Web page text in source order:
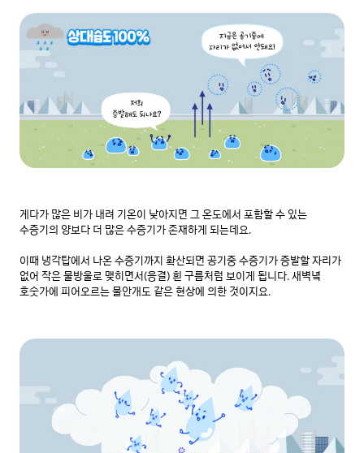
게다가 많은 비가 내려 기온이 낮아지면 그 온도에서 포함할 수 있는
수증기의 양보다 더 많은 수증기가 존재하게 되는데요.
이때 냉각탑에서 나온 수증기까지 확산되면 공기중 수증기가 증발할 자리가
없어 작은 물방울로 맺히면서(응결) 흰 구름처럼 보이게 됩니다. 새벽녘
호숫가에 피어오르는 물안개도 같은 현상에 의한 것이지요.